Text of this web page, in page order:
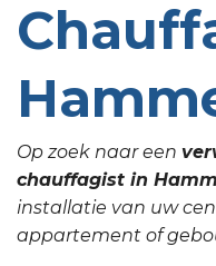
Op zoek naar een
chauffagist in
installatie van uw
appartement of